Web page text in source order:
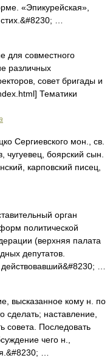
«Эпикурейская»,
…
для совместного
различных
совет бригады и
Тематики
Сергиевского мон., св.
боярский сын.
карповский писец,
орган
политической
(верхняя палата
депутатов.
…
высказанное кому н. по
сделать; наставление,
совета. Последовать
чего н.,
…